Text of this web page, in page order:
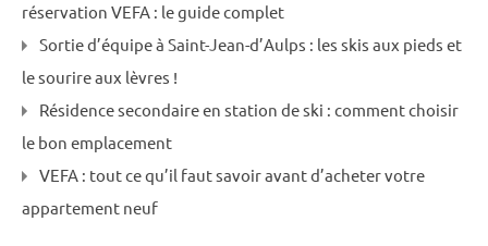
réservation VEFA : le guide complet
Sortie d’équipe à Saint-Jean-d’Aulps : les skis aux pieds et
le sourire aux lèvres !
Résidence secondaire en station de ski : comment choisir
le bon emplacement
VEFA : tout ce qu’il faut savoir avant d’acheter votre
appartement neuf